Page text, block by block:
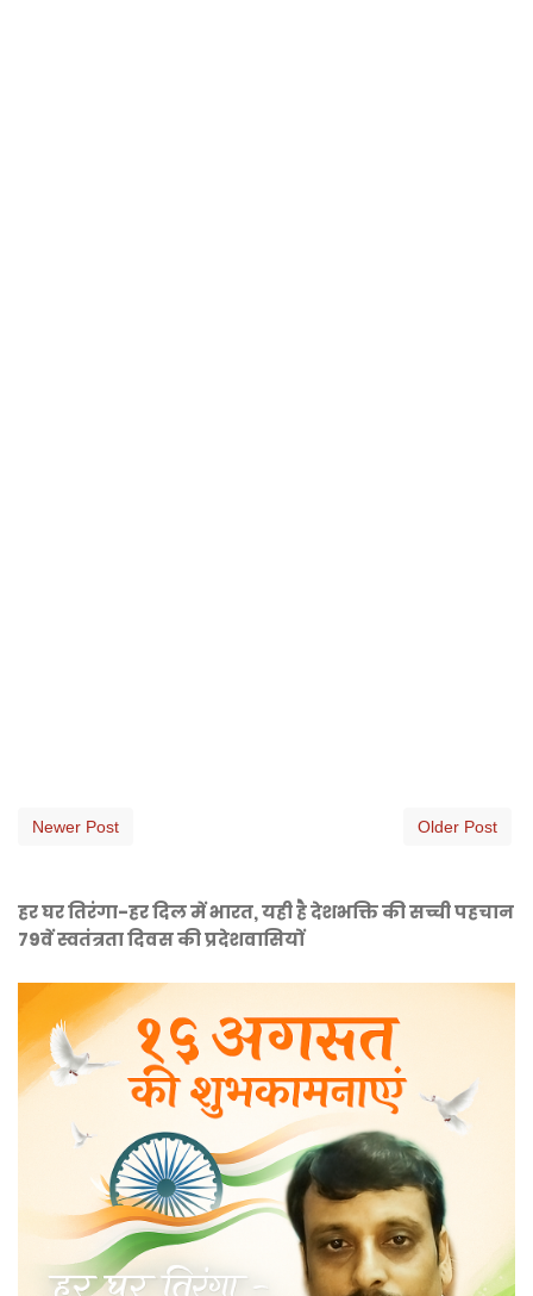
Newer Post Older Post
हर घर तिरंगा-हर दिल में भारत, यही है देशभक्ति की सच्ची पहचान
79वें स्वतंत्रता दिवस की प्रदेशवासियों